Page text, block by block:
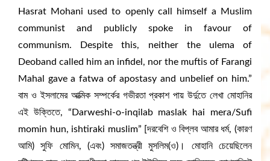
Hasrat Mohani used to openly call himself a Muslim
communist and publicly spoke in favour of
communism. Despite this, neither the ulema of
Deoband called him an infidel, nor the muftis of Farangi
Mahal gave a fatwa of apostasy and unbelief on him.”
বাম ও ইসলামের আত্মিক সম্পর্কের গভীরতা প্রকাশ পায় উর্দুতে লেখা মোহানির
এই উক্তিতে, “Darweshi-o-inqilab maslak hai mera/Sufi
momin hun, ishtiraki muslim” [দরবেশি ও বিপ্লব আমার ধর্ম, (কারণ
আমি) সুফি মোমিন, (এবং) সমাজতন্ত্রী মুসলিম(ও)। মোহানি চেয়েছিলেন